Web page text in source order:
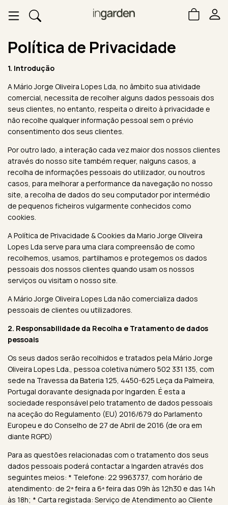
Política de Privacidade
1. Introdução
A Mário Jorge Oliveira Lopes Lda, no âmbito sua atividade
comercial, necessita de recolher alguns dados pessoais dos
seus clientes, no entanto, respeita o direito à privacidade e
não recolhe qualquer informação pessoal sem o prévio
consentimento dos seus clientes.
Por outro lado, a interação cada vez maior dos nossos clientes
através do nosso site também requer, nalguns casos, a
recolha de informações pessoais do utilizador, ou noutros
casos, para melhorar a performance da navegação no nosso
site, a recolha de dados do seu computador por intermédio
de pequenos ficheiros vulgarmente conhecidos como
cookies.
A Política de Privacidade & Cookies da Mario Jorge Oliveira
Lopes Lda serve para uma clara compreensão de como
recolhemos, usamos, partilhamos e protegemos os dados
pessoais dos nossos clientes quando usam os nossos
serviços ou visitam o nosso site.
A Mário Jorge Oliveira Lopes Lda não comercializa dados
pessoais de clientes ou utilizadores.
2. Responsabilidade da Recolha e Tratamento de dados
pessoais
Os seus dados serão recolhidos e tratados pela Mário Jorge
Oliveira Lopes Lda., pessoa coletiva número 502 331 135, com
sede na Travessa da Bateria 125, 4450-625 Leça da Palmeira,
Portugal doravante designada por Ingarden. É esta a
sociedade responsável pelo tratamento de dados pessoais
na aceção do Regulamento (EU) 2016/679 do Parlamento
Europeu e do Conselho de 27 de Abril de 2016 (de ora em
diante RGPD)
Para as questões relacionadas com o tratamento dos seus
dados pessoais poderá contactar a Ingarden através dos
seguintes meios: * Telefone: 22 9963737, com horário de
atendimento: de 2ª feira a 6ª feira das 09h às 12h30 e das 14h
às 18h; * Carta registada: Serviço de Atendimento ao Cliente